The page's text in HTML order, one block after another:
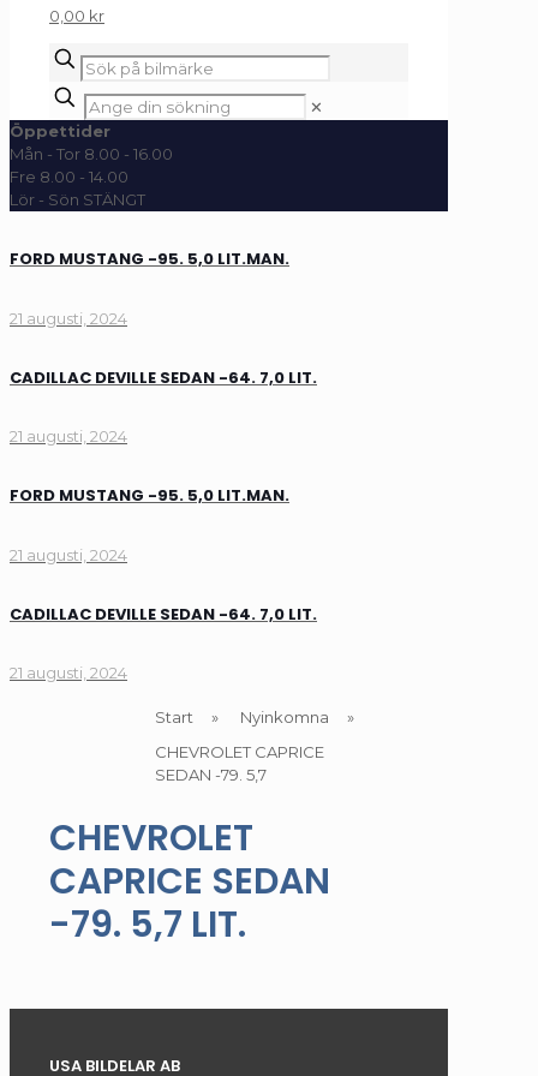
0,00 kr
✕
Öppettider
Mån - Tor 8.00 - 16.00
Fre 8.00 - 14.00
Lör - Sön STÄNGT
FORD MUSTANG -95. 5,0 LIT.MAN.
21 augusti, 2024
CADILLAC DEVILLE SEDAN -64. 7,0 LIT.
21 augusti, 2024
FORD MUSTANG -95. 5,0 LIT.MAN.
21 augusti, 2024
CADILLAC DEVILLE SEDAN -64. 7,0 LIT.
21 augusti, 2024
Start » Nyinkomna
»
CHEVROLET CAPRICE
SEDAN -79. 5,7
CHEVROLET
CAPRICE SEDAN
-79. 5,7 LIT.
USA BILDELAR AB